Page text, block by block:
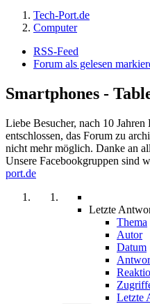
Tech-Port.de
Computer
RSS-Feed
Forum als gelesen
Smartphones -
Liebe Besucher, nach 10
entschlossen, das Forum zu
nicht mehr möglich. Danke an
Unsere Facebookgruppen sind
port.de
Letzte
Thema
Autor
Datum
Letzte